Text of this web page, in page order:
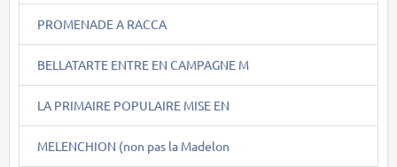
PROMENADE A RACCA
BELLATARTE ENTRE EN CAMPAGNE M
LA PRIMAIRE POPULAIRE MISE EN
MELENCHION (non pas la Madelon